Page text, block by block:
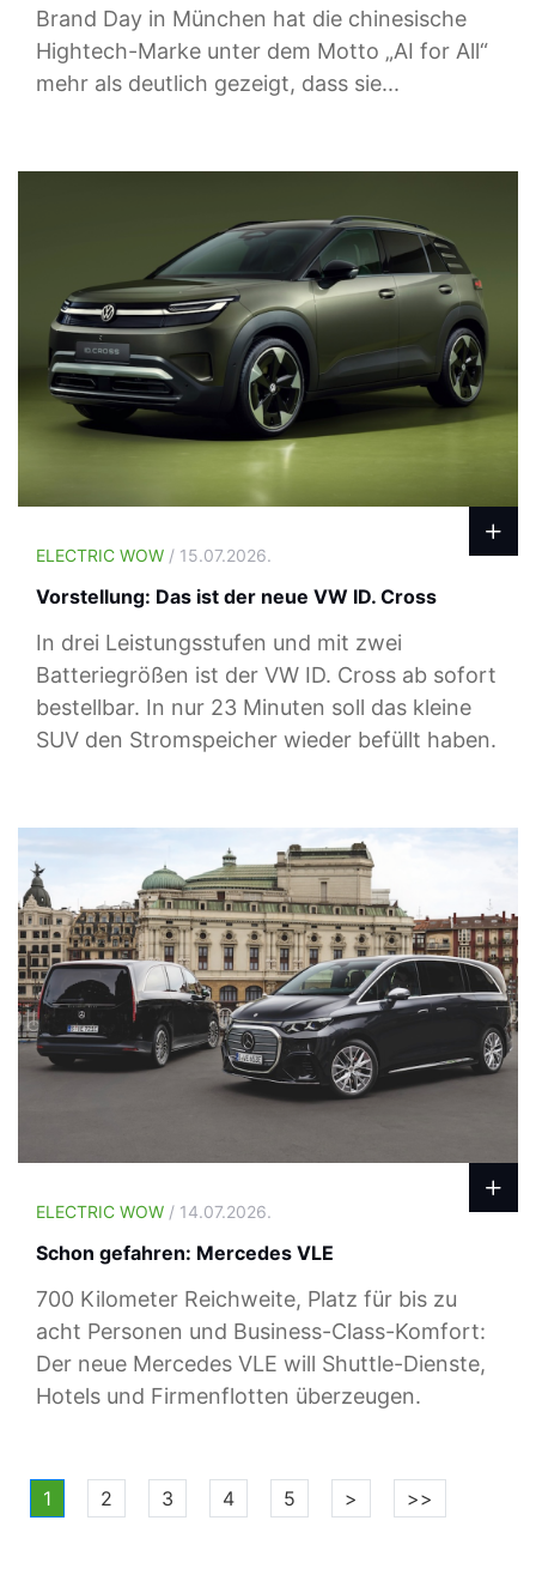
Brand Day in München hat die chinesische
Hightech-Marke unter dem Motto „AI for All“
mehr als deutlich gezeigt, dass sie...
ELECTRIC WOW / 15.07.2026.
Vorstellung: Das ist der neue VW ID. Cross
In drei Leistungsstufen und mit zwei
Batteriegrößen ist der VW ID. Cross ab sofort
bestellbar. In nur 23 Minuten soll das kleine
SUV den Stromspeicher wieder befüllt haben.
ELECTRIC WOW / 14.07.2026.
Schon gefahren: Mercedes VLE
700 Kilometer Reichweite, Platz für bis zu
acht Personen und Business-Class-Komfort:
Der neue Mercedes VLE will Shuttle-Dienste,
Hotels und Firmenflotten überzeugen.
1 2 3 4 5 > >>